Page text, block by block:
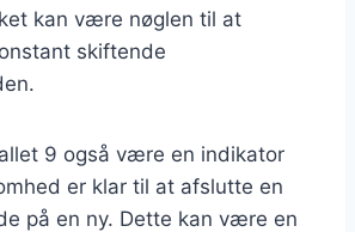
kan være nøglen til at
skiftende
9 også være en indikator
er klar til at afslutte en
på en ny. Dette kan være en